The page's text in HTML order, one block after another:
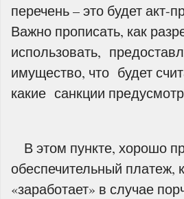
перечень – это будет акт-
Важно прописать, как
использовать,
имущество, что будет
какие санкции
В этом пункте, хорошо
обеспечительный платеж,
«заработает» в случае